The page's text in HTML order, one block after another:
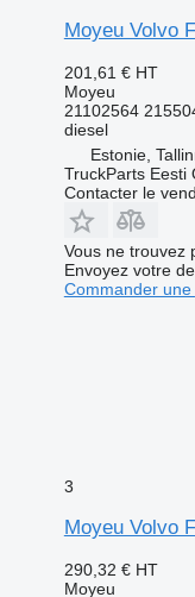
Moyeu Volvo
201,61 € HT
Moyeu
21102564
diesel
Estonie,
TruckParts Eesti
Contacter le
Vous ne trouvez
Envoyez votre
Commander
3
Moyeu Volvo
290,32 € HT
Moyeu